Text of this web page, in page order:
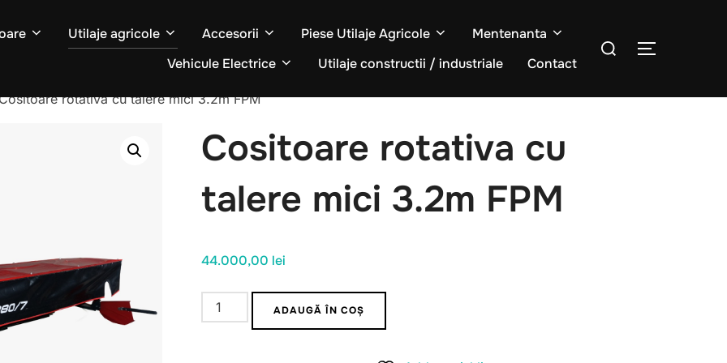
Utilaje agricole Accesorii Piese Utilaje Agricole
Mentenanta
Vehicule Electrice
Utilaje constructii / industriale Contact
Caută
COMUTĂ
rotativa cu talere mici 3.2m FPM
Cositoare rotativa cu
talere mici 3.2m FPM
44.000,00 lei
Cantitate
Cositoare
ADAUGĂ ÎN COȘ